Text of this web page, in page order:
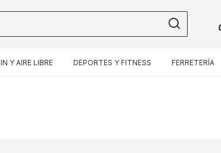
Y AIRE LIBRE DEPORTES Y FITNESS FERRETERÍA